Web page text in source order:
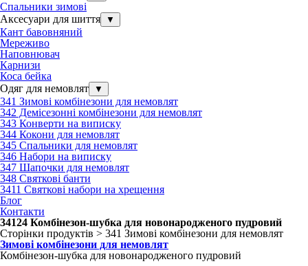
Спальники зимові
Аксесуари для шиття
▼
Кант бавовняний
Мереживо
Наповнювач
Карнизи
Коса бейка
Одяг для немовлят
▼
341 Зимові комбінезони для немовлят
342 Демісезонні комбінезони для немовлят
343 Конверти на виписку
344 Кокони для немовлят
345 Спальники для немовлят
346 Набори на виписку
347 Шапочки для немовлят
348 Святкові банти
3411 Святкові набори на хрещення
Блог
Контакти
34124 Комбінезон-шубка для новонародженого пудровий
Сторінки продуктів > 341 Зимові комбінезони для немовлят
Зимові комбінезони для немовлят
Комбінезон-шубка для новонародженого пудровий